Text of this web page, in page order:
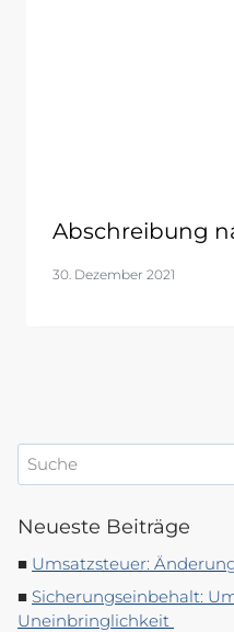
Abschreibung
30. Dezember 2021
Suchen
Neueste Beiträge
Umsatzsteuer:
Sicherungseinbehalt:
Uneinbringlichkeit